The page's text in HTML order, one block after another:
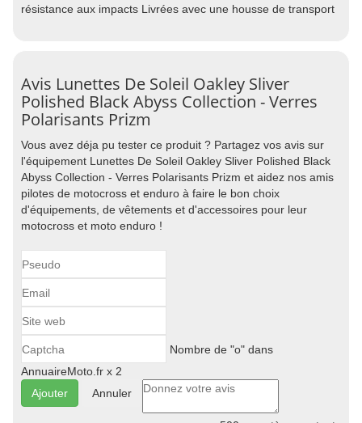
résistance aux impacts Livrées avec une housse de transport
Avis Lunettes De Soleil Oakley Sliver
Polished Black Abyss Collection - Verres
Polarisants Prizm
Vous avez déja pu tester ce produit ? Partagez vos avis sur
l'équipement Lunettes De Soleil Oakley Sliver Polished Black
Abyss Collection - Verres Polarisants Prizm et aidez nos amis
pilotes de motocross et enduro à faire le bon choix
d'équipements, de vêtements et d'accessoires pour leur
motocross et moto enduro !
Nombre de "o" dans
AnnuaireMoto.fr x 2
Annuler